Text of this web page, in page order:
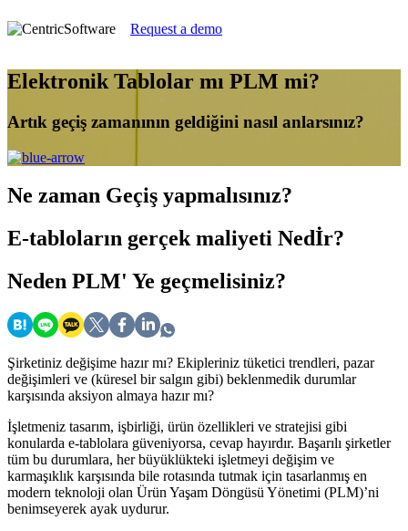
Request a demo
Elektronik Tablolar mı PLM mi?
Artık geçiş zamanının geldiğini nasıl anlarsınız?
Ne zaman Geçiş yapmalısınız?
E-tabloların gerçek maliyeti Nedİr?
Neden PLM' Ye geçmelisiniz?
Şirketiniz değişime hazır mı? Ekipleriniz tüketici trendleri, pazar
değişimleri ve (küresel bir salgın gibi) beklenmedik durumlar
karşısında aksiyon almaya hazır mı?
İşletmeniz tasarım, işbirliği, ürün özellikleri ve stratejisi gibi
konularda e-tablolara güveniyorsa, cevap hayırdır. Başarılı şirketler
tüm bu durumlara, her büyüklükteki işletmeyi değişim ve
karmaşıklık karşısında bile rotasında tutmak için tasarlanmış en
modern teknoloji olan Ürün Yaşam Döngüsü Yönetimi (PLM)’ni
benimseyerek ayak uydurur.